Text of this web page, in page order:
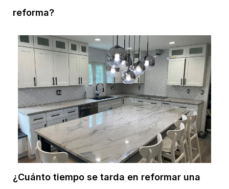
reforma?
¿Cuánto tiempo se tarda en reformar una